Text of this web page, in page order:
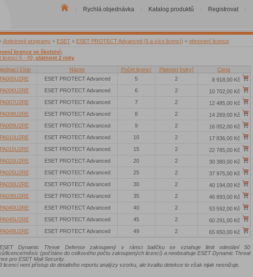
Rychlá objednávka Katalog produktů Registrovat
Antivirové programy » ESET » ESET PROTECT Advanced (5 a více licencí) » obnovení licence
licence ve školství;
licencí 5 - 49; platnost 2 roky
číslo
Název Počet licencí Platnost [roky]
Cena
ESET PROTECT Advanced 5 2
8 918,00 Kč
ESET PROTECT Advanced 6 2
10 702,00 Kč
ESET PROTECT Advanced 7 2
12 485,00 Kč
ESET PROTECT Advanced 8 2
14 269,00 Kč
ESET PROTECT Advanced 9 2
16 052,00 Kč
ESET PROTECT Advanced 10 2
17 836,00 Kč
ESET PROTECT Advanced 15 2
22 785,00 Kč
ESET PROTECT Advanced 20 2
30 380,00 Kč
ESET PROTECT Advanced 25 2
37 975,00 Kč
ESET PROTECT Advanced 30 2
40 194,00 Kč
ESET PROTECT Advanced 35 2
46 893,00 Kč
ESET PROTECT Advanced 40 2
53 592,00 Kč
ESET PROTECT Advanced 45 2
60 291,00 Kč
ESET PROTECT Advanced 49 2 65 650,00 Kč
Dynamic Threat Defense zakoupený v rámci balíčku se vztahuje limit odeslání 50
licence/měsíc (počítáno do celkového počtu zakoupených licencí) a neobsahuje ESET Dynamic Threat
pro ESET Mail Security.
licencí není přístup do detailního reportu analýzy vzorku, ale kvalitu detekce to však nijak nesnižuje.